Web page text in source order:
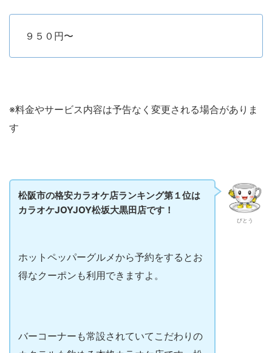
９５０円〜
※料金やサービス内容は予告なく変更される場合がありま
す
びとう
松阪市の格安カラオケ店ランキング第１位は
カラオケJOYJOY松坂大黒田店です！
ホットペッパーグルメから予約をするとお
得なクーポンも利用できますよ。
バーコーナーも常設されていてこだわりの